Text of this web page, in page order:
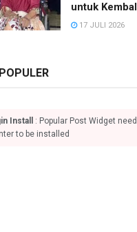
untuk
17 JULI 2026
Install
: Popular Post Widget
to be installed